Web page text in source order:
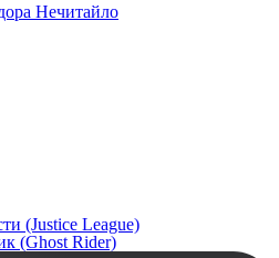
Нечитайло
(Justice League)
(Ghost Rider)